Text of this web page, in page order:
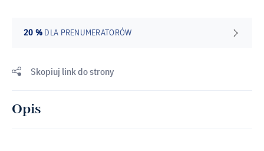
20 % DLA PRENUMERATORÓW
Skopiuj link do strony
Opis